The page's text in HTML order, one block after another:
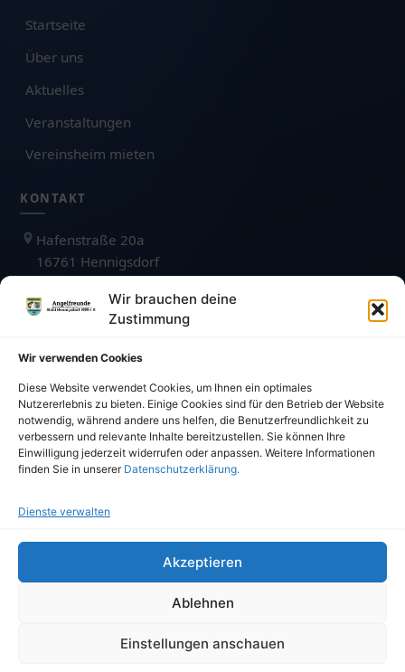
Wir brauchen deine
Zustimmung
Wir verwenden Cookies
Diese Website verwendet Cookies, um Ihnen ein optimales
Nutzererlebnis zu bieten. Einige Cookies sind für den Betrieb der Website
notwendig, während andere uns helfen, die Benutzerfreundlichkeit zu
verbessern und relevante Inhalte bereitzustellen. Sie können Ihre
Einwilligung jederzeit widerrufen oder anpassen. Weitere Informationen
finden Sie in unserer Datenschutzerklärung.
Dienste verwalten
Akzeptieren
Ablehnen
Einstellungen anschauen
Startseite
Über uns
Aktuelles
Veranstaltungen
Vereinsheim mieten
KONTAKT
Hafenstraße 20a
16761 Hennigsdorf
kontakt@angelfreunde1959.de
vermietung@angelfreunde1959.de
VERBÄNDE & PARTNER
Angelfreunde Stahl Hennigsdorf 1959 e.V. · Alle
Rechte vorbehalten.
DatenschutzCookie-Richtlinien